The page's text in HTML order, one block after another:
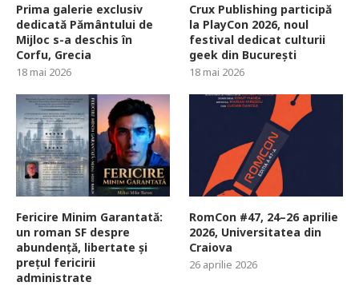
Prima galerie exclusiv
dedicată Pământului de
Mijloc s-a deschis în
Corfu, Grecia
18 mai 2026
Crux Publishing participă
la PlayCon 2026, noul
festival dedicat culturii
geek din București
18 mai 2026
Fericire Minim Garantată:
un roman SF despre
abundență, libertate și
prețul fericirii
administrate
RomCon #47, 24–26 aprilie
2026, Universitatea din
Craiova
26 aprilie 2026